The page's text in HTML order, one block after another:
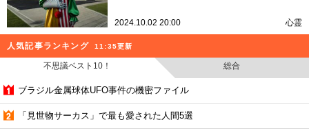
2024.10.02 20:00 心霊
人気記事ランキング 11:35更新
不思議ベスト10！ 総合
ブラジル金属球体UFO事件の機密ファイル
「見世物サーカス」で最も愛された人間5選